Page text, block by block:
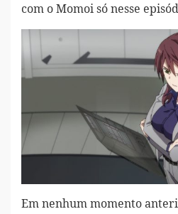
com o Momoi só nesse
Em nenhum momento